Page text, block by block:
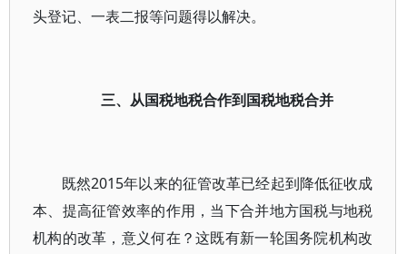
头登记、一表二报等问题得以解决。
三、从国税地税合作到国税地税合并
既然2015年以来的征管改革已经起到降低征收成
本、提高征管效率的作用，当下合并地方国税与地税
机构的改革，意义何在？这既有新一轮国务院机构改